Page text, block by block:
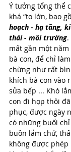
Ý tưởng tổng thể
khá “to lớn, bao
hoạch - hạ tầng,
thái - môi trường
mất gần một
bà con, để chỉ
chừng như rất
khích bà con vào
sửa bếp ... Khó
con đi họp thôi
phục, được ngày
có những buổi
buồn lắm chứ,
không được phép